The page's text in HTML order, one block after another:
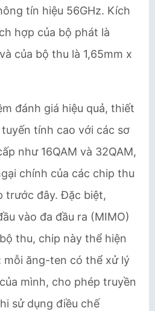
tín hiệu 56GHz. Kích
hợp của bộ phát là
của bộ thu là 1,65mm x
đánh giá hiệu quả, thiết
tính cao với các sơ
như 16QAM và 32QAM,
chính của các chip thu
trước đây. Đặc biệt,
vào đa đầu ra (MIMO)
thu, chip này thể hiện
mỗi ăng-ten có thể xử lý
mình, cho phép truyền
sử dụng điều chế